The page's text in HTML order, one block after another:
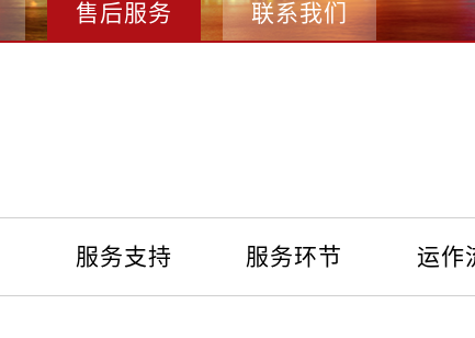
售后服务 联系我们
服务支持 服务环节 运作